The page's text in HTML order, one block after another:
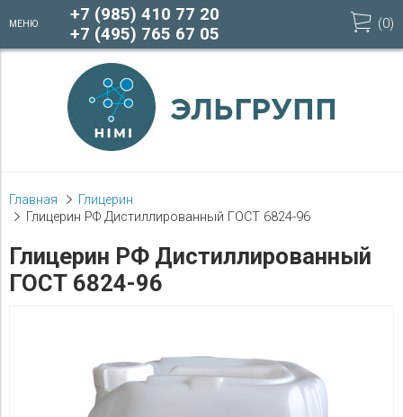
МЕНЮ
+7 (985) 410 77 20
+7 (495) 765 67 05
(0)
Главная
Глицерин
Глицерин РФ Дистиллированный ГОСТ 6824-96
Глицерин РФ Дистиллированный
ГОСТ 6824-96